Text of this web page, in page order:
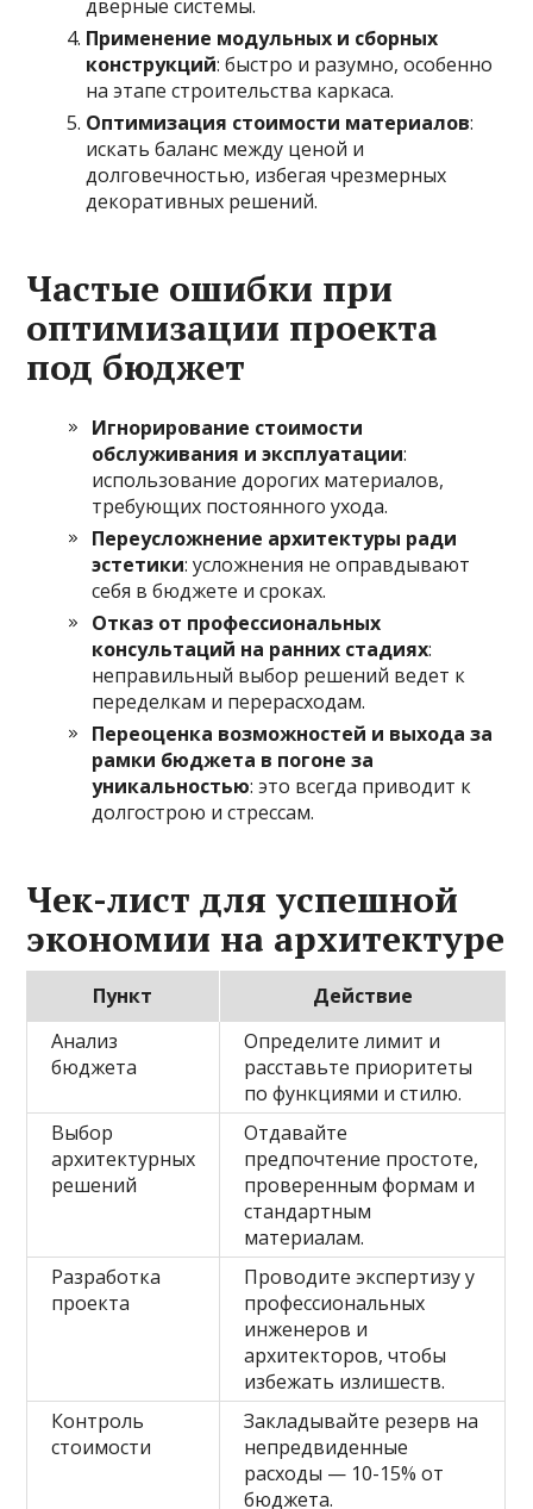
дверные системы.
Применение модульных и сборных
конструкций: быстро и разумно, особенно
на этапе строительства каркаса.
Оптимизация стоимости материалов:
искать баланс между ценой и
долговечностью, избегая чрезмерных
декоративных решений.
Частые ошибки при
оптимизации проекта
под бюджет
Игнорирование стоимости
обслуживания и эксплуатации:
использование дорогих материалов,
требующих постоянного ухода.
Переусложнение архитектуры ради
эстетики: усложнения не оправдывают
себя в бюджете и сроках.
Отказ от профессиональных
консультаций на ранних стадиях:
неправильный выбор решений ведет к
переделкам и перерасходам.
Переоценка возможностей и выхода за
рамки бюджета в погоне за
уникальностью: это всегда приводит к
долгострою и стрессам.
Чек-лист для успешной
экономии на архитектуре
Пункт
Действие
Анализ
бюджета
Определите лимит и
расставьте приоритеты
по функциями и стилю.
Выбор
архитектурных
решений
Отдавайте
предпочтение простоте,
проверенным формам и
стандартным
материалам.
Разработка
проекта
Проводите экспертизу у
профессиональных
инженеров и
архитекторов, чтобы
избежать излишеств.
Контроль
стоимости
Закладывайте резерв на
непредвиденные
расходы — 10-15% от
бюджета.